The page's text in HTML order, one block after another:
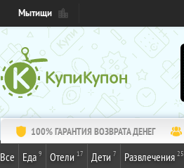
Мытищи
100% ГАРАНТИЯ ВОЗВРАТА ДЕНЕГ
Все Еда 9 Отели 17 Дети 7 Развлечения 25